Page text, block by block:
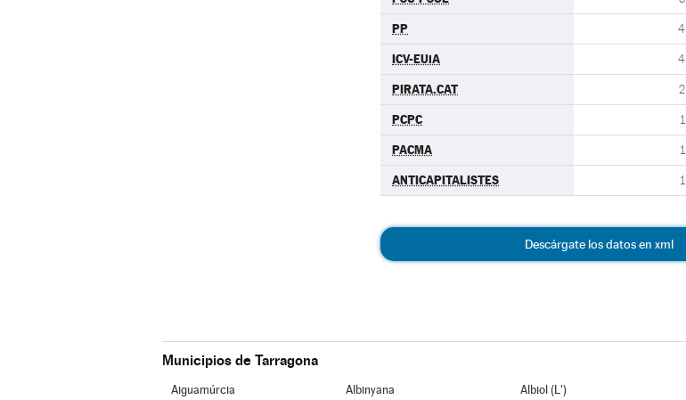
PP 4
ICV-EUiA 4
PIRATA.CAT 2
PCPC 1
PACMA 1
ANTICAPITALISTES 1
Descárgate los datos en xml
Municipios de Tarragona
Aiguamúrcia Albinyana Albiol (L')